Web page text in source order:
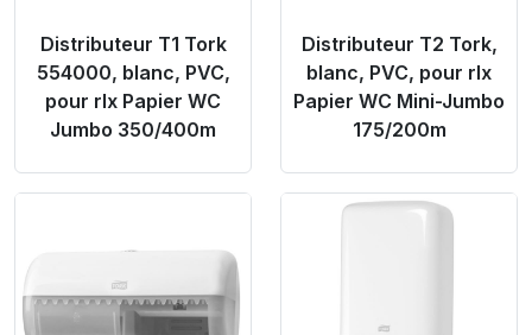
Distributeur T1 Tork
554000, blanc, PVC,
pour rlx Papier WC
Jumbo 350/400m
Distributeur T2 Tork,
blanc, PVC, pour rlx
Papier WC Mini-Jumbo
175/200m